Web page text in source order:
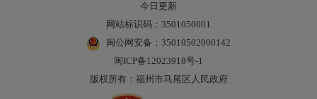
今日更新
网站标识码：3501050001
闽公网安备：35010502000142
闽ICP备12023918号-1
版权所有：福州市马尾区人民政府